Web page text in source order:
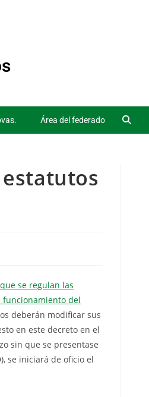
Área del federado
se regulan las
funcionamiento del
deberán modificar sus
en este decreto en el
sin que se presentase
se iniciará de oficio el